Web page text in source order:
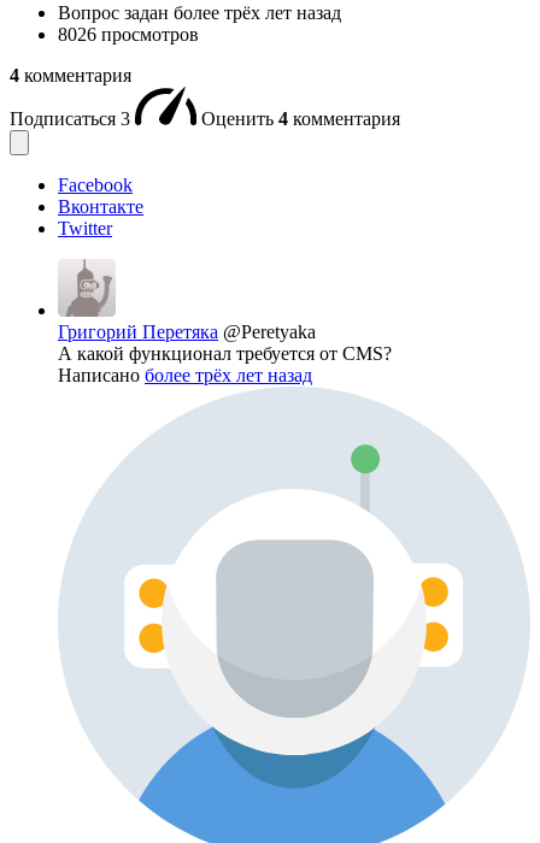
Вопрос задан более трёх лет назад
8026 просмотров
4 комментария
Подписаться 3 Оценить 4 комментария
Facebook
Вконтакте
Twitter
Григорий Перетяка @Peretyaka
А какой функционал требуется от CMS?
Написано более трёх лет назад